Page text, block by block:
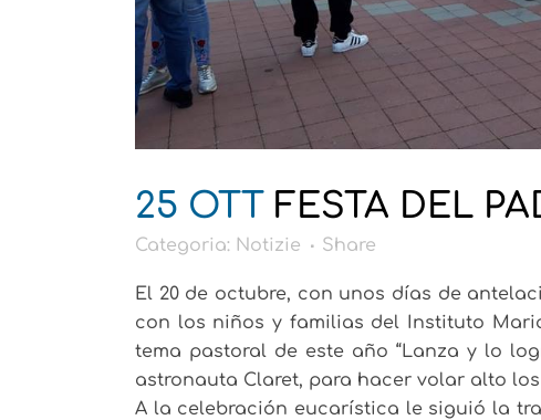
25 OTT FESTA DEL
Categoria: Notizie Share
El 20 de octubre, con unos días de
con los niños y familias del Instituto
tema pastoral de este año “Lanza y lo
astronauta Claret, para hacer volar alto
A la celebración eucarística le siguió la